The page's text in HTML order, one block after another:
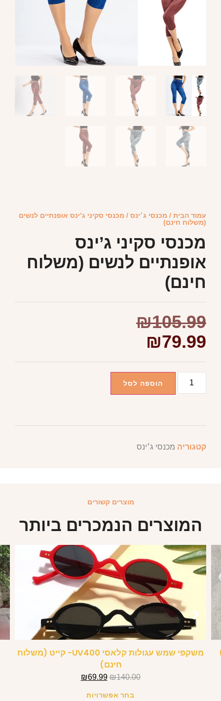
עמוד הבית / מכנסי ג׳ינס / מכנסי סקיני ג’ינס אופנתיים לנשים
(משלוח חינם)
מכנסי סקיני ג’ינס
אופנתיים לנשים (משלוח
חינם)
₪105.99
₪79.99
הוספה לסל
קטגוריה מכנסי ג׳ינס
מוצרים קשורים
המוצרים הנמכרים ביותר
משקפי שמש עגולות קלאסי UV400- קייט (משלוח
חינם)
₪140.00
₪69.99
בחר אפשרויות